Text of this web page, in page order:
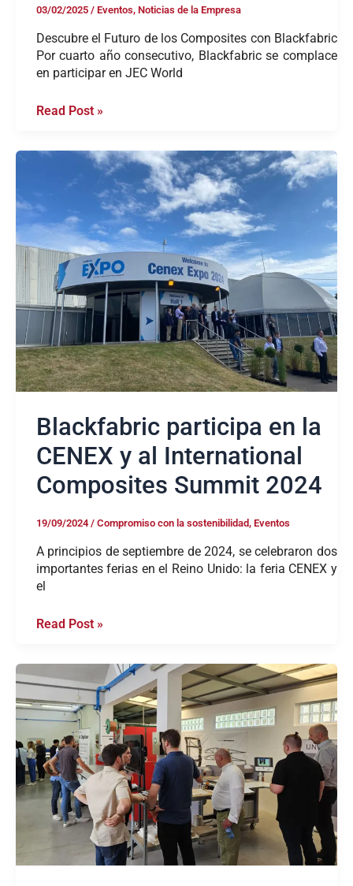
03/02/2025 / Eventos, Noticias de la Empresa
Descubre el Futuro de los Composites con Blackfabric
Por cuarto año consecutivo, Blackfabric se complace
en participar en JEC World
Read Post »
Blackfabric participa en la
CENEX y al International
Composites Summit 2024
19/09/2024 / Compromiso con la sostenibilidad, Eventos
A principios de septiembre de 2024, se celebraron dos
importantes ferias en el Reino Unido: la feria CENEX y
el
Blackfabric
la
CENEX
y
International
Composites
Summit
2024
Read Post »
visita
UNWIND
3D:
unión
de
fuerzas
entre
TFP
bidireccionales